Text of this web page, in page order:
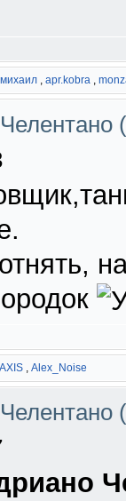
михаил , apr.kobra ,
AXIS , Alex_Noise